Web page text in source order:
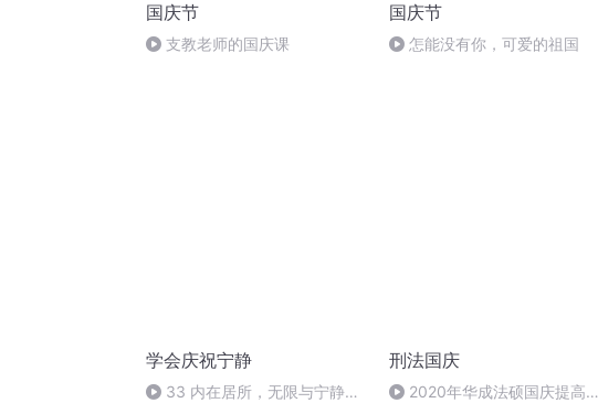
国庆节
支教老师的国庆课
国庆节
怎能没有你，可爱的祖国
学会庆祝宁静
33 内在居所，无限与宁静
刑法国庆
2020年华成法硕国庆提高班